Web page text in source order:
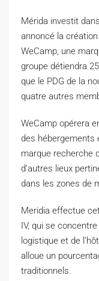
Mérida investit
annoncé la création
WeCamp, une
groupe détiendra
que le PDG de la
quatre autres
WeCamp opérera
des hébergements
marque recherche
d’autres lieux
dans les zones de
Meridia effectue
IV, qui se
logistique et de
alloue un
traditionnels.